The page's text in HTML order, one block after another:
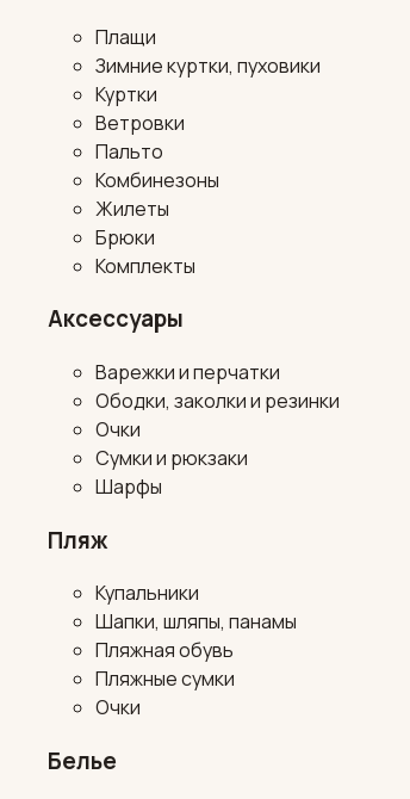
Плащи
Зимние куртки, пуховики
Куртки
Ветровки
Пальто
Комбинезоны
Жилеты
Брюки
Комплекты
Аксессуары
Варежки и перчатки
Ободки, заколки и резинки
Очки
Сумки и рюкзаки
Шарфы
Пляж
Купальники
Шапки, шляпы, панамы
Пляжная обувь
Пляжные сумки
Очки
Белье